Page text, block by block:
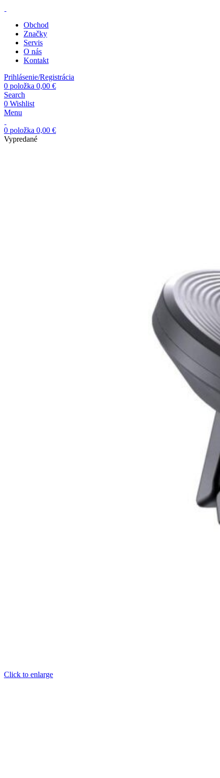
Obchod
Značky
Servis
O nás
Kontakt
Prihlásenie/Registrácia
0 položka 0,00 €
Search
0 Wishlist
Menu
0 položka 0,00 €
Vypredané
Click to enlarge